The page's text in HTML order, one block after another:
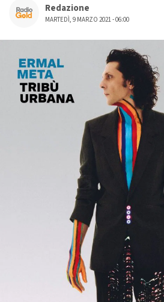
Redazione
MARTEDÌ, 9 MARZO 2021 - 06:00